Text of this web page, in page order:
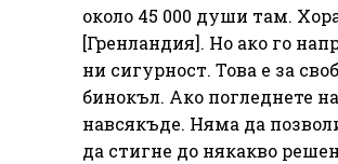
около 45 000 души там.
[Гренландия]. Но ако го
ни сигурност. Това е за
бинокъл. Ако погледнете
навсякъде. Няма да
да стигне до някакво